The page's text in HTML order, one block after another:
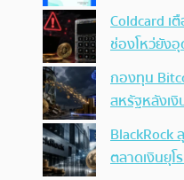
Coldcard เ
ช่องโหว่ยังอุ
กองทุน
สหรัฐหลังเ
BlackRock
ตลาดเงินยุ